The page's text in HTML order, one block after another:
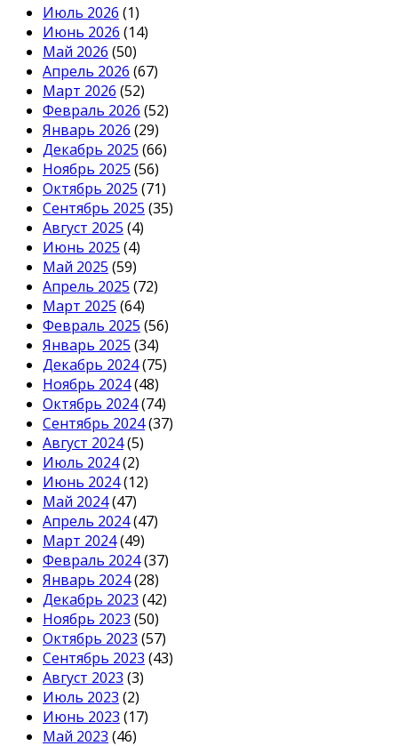
Июль 2026 (1)
Июнь 2026 (14)
Май 2026 (50)
Апрель 2026 (67)
Март 2026 (52)
Февраль 2026 (52)
Январь 2026 (29)
Декабрь 2025 (66)
Ноябрь 2025 (56)
Октябрь 2025 (71)
Сентябрь 2025 (35)
Август 2025 (4)
Июнь 2025 (4)
Май 2025 (59)
Апрель 2025 (72)
Март 2025 (64)
Февраль 2025 (56)
Январь 2025 (34)
Декабрь 2024(75)
Ноябрь 2024(48)
Октябрь 2024(74)
Сентябрь 2024(37)
Август 2024(5)
Июль 2024(2)
Июнь 2024(12)
Май 2024(47)
Апрель 2024(47)
Март 2024(49)
Февраль 2024(37)
Январь 2024(28)
Декабрь 2023 (42)
Ноябрь 2023 (50)
Октябрь 2023 (57)
Сентябрь 2023 (43)
Август 2023 (3)
Июль 2023 (2)
Июнь 2023 (17)
Май 2023 (46)